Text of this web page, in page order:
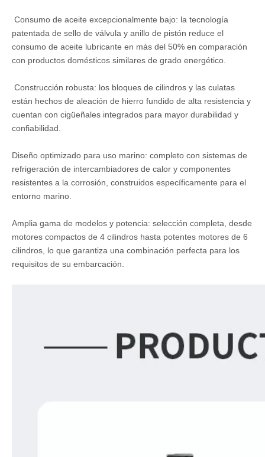
️ Consumo de aceite excepcionalmente bajo: la tecnología
patentada de sello de válvula y anillo de pistón reduce el
consumo de aceite lubricante en más del 50% en comparación
con productos domésticos similares de grado energético.
️ Construcción robusta: los bloques de cilindros y las culatas
están hechos de aleación de hierro fundido de alta resistencia y
cuentan con cigüeñales integrados para mayor durabilidad y
confiabilidad.
Diseño optimizado para uso marino: completo con sistemas de
refrigeración de intercambiadores de calor y componentes
resistentes a la corrosión, construidos específicamente para el
entorno marino.
Amplia gama de modelos y potencia: selección completa, desde
motores compactos de 4 cilindros hasta potentes motores de 6
cilindros, lo que garantiza una combinación perfecta para los
requisitos de su embarcación.